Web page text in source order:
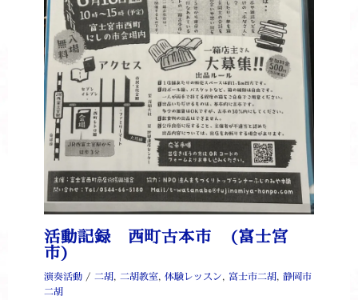
活動記録 西町古本市 (富士宮
市)
演奏活動/ 二胡, 二胡教室, 体験レッスン, 富士市二胡, 静岡市
二胡